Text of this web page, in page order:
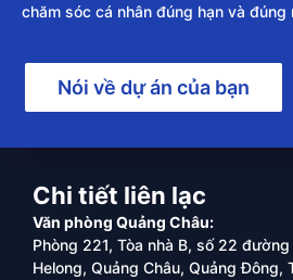
chăm sóc cá nhân đúng hạn và đúng
Nói về dự án của bạn
Chi tiết liên lạc
Văn phòng Quảng Châu:
Phòng 221, Tòa nhà B, số 22
Helong, Quảng Châu, Quảng Đông,